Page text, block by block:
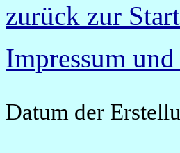
zurück zur
Impressum
Datum der